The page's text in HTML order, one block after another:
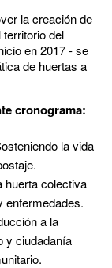
la creación de
del
en 2017 - se
de huertas a
cronograma:
la vida
huerta colectiva
enfermedades.
a la
y ciudadanía